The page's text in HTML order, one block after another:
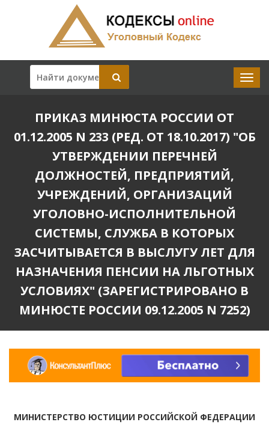
ПРИКАЗ МИНЮСТА РОССИИ ОТ
01.12.2005 N 233 (РЕД. ОТ 18.10.2017) "ОБ
УТВЕРЖДЕНИИ ПЕРЕЧНЕЙ
ДОЛЖНОСТЕЙ, ПРЕДПРИЯТИЙ,
УЧРЕЖДЕНИЙ, ОРГАНИЗАЦИЙ
УГОЛОВНО-ИСПОЛНИТЕЛЬНОЙ
СИСТЕМЫ, СЛУЖБА В КОТОРЫХ
ЗАСЧИТЫВАЕТСЯ В ВЫСЛУГУ ЛЕТ ДЛЯ
НАЗНАЧЕНИЯ ПЕНСИИ НА ЛЬГОТНЫХ
УСЛОВИЯХ" (ЗАРЕГИСТРИРОВАНО В
МИНЮСТЕ РОССИИ 09.12.2005 N 7252)
МИНИСТЕРСТВО ЮСТИЦИИ РОССИЙСКОЙ ФЕДЕРАЦИИ